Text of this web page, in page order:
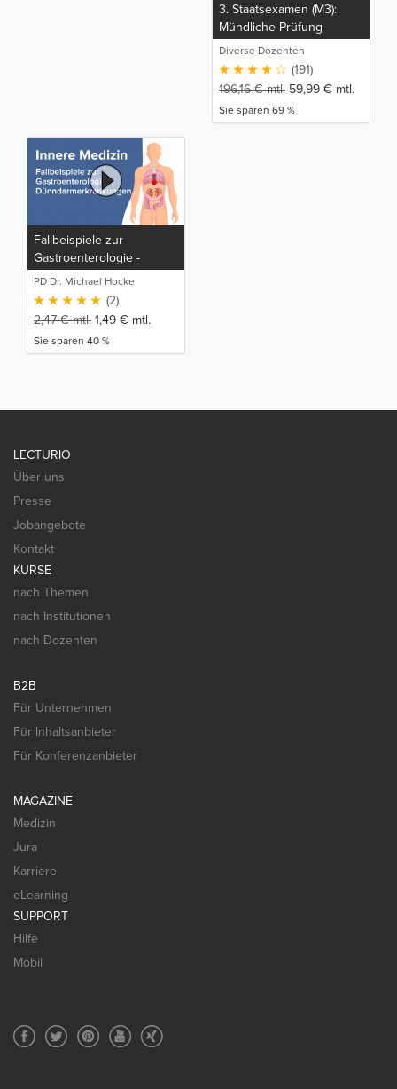
3. Staatsexamen (M3):
Mündliche Prüfung
Diverse Dozenten
(191)
196,16€mtl. 59,99 € mtl.
Sie sparen 69 %
Fallbeispiele zur
Gastroenterologie -
Dünndarmerkrankungen
PD Dr. Michael Hocke
(2)
2,47€mtl. 1,49 € mtl.
Sie sparen 40 %
LECTURIO
Über uns
Presse
Jobangebote
Kontakt
KURSE
nach Themen
nach Institutionen
nach Dozenten
B2B
Für Unternehmen
Für Inhaltsanbieter
Für Konferenzanbieter
MAGAZINE
Medizin
Jura
Karriere
eLearning
SUPPORT
Hilfe
Mobil